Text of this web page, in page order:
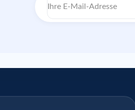
Mail-
Adresse